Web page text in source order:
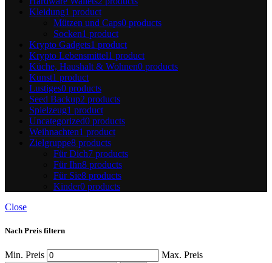
Kleidung1 product
Mützen und Caps0 products
Socken1 product
Krypto Gadgets1 product
Krypto Lebensmittel1 product
Küche, Haushalt & Wohnen0 products
Kunst1 product
Lustiges0 products
Seed Backup2 products
Spielzeug1 product
Uncategorized0 products
Weihnachten1 product
Zielgruppe8 products
Für Dich7 products
Für Ihn8 products
Für Sie8 products
Kinder0 products
Close
Nach Preis filtern
Min. Preis Max. Preis